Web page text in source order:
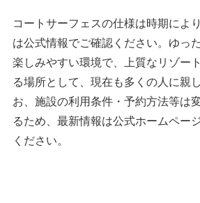
コートサーフェスの仕様は時期によ
は公式情報でご確認ください。ゆっ
楽しみやすい環境で、上質なリゾー
る場所として、現在も多くの人に親
お、施設の利用条件・予約方法等は
るため、最新情報は公式ホームペー
ください。